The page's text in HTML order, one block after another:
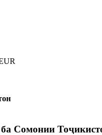
Сомонии